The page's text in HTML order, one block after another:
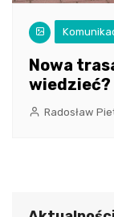
Nowa
wiedzieć?
Radosław